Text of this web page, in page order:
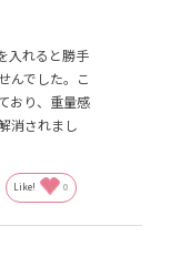
入れると勝手
んでした。こ
おり、重量感
消されまし
Like! 0